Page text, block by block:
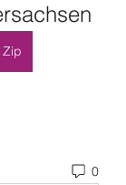
Zip
0